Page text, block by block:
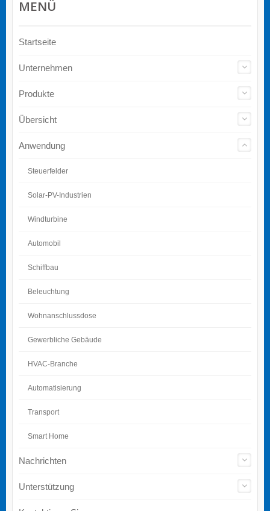
MENÜ
Startseite
Unternehmen
Produkte
Übersicht
Anwendung
Steuerfelder
Solar-PV-Industrien
Windturbine
Automobil
Schiffbau
Beleuchtung
Wohnanschlussdose
Gewerbliche Gebäude
HVAC-Branche
Automatisierung
Transport
Smart Home
Nachrichten
Unterstützung